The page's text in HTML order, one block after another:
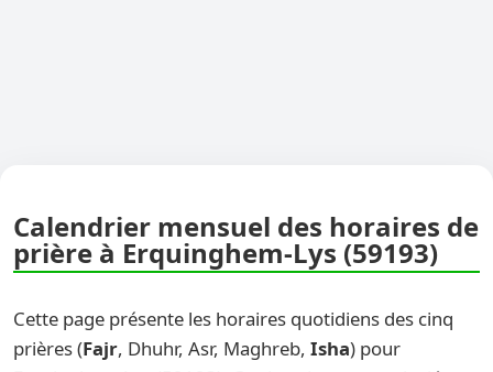
Calendrier mensuel des horaires de
prière à Erquinghem-Lys (59193)
Cette page présente les horaires quotidiens des cinq
prières (Fajr, Dhuhr, Asr, Maghreb, Isha) pour